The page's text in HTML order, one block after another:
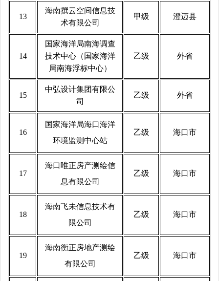
13
海南撰云空间信息技
术有限公司
甲级 澄迈县
14
国家海洋局南海调查
技术中心（国家海洋
局南海浮标中心）
乙级 外省
15
中弘设计集团有限公
司
乙级 外省
16
国家海洋局海口海洋
环境监测中心站
乙级 海口市
17
海口唯正房产测绘信
息有限公司
乙级 海口市
18
海南飞未信息技术有
限公司
乙级 海口市
19
海南衡正房地产测绘
有限公司
乙级 海口市